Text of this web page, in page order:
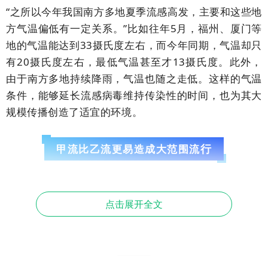
“之所以今年我国南方多地夏季流感高发，主要和这些地
方气温偏低有一定关系。”比如往年5月，福州、厦门等
地的气温能达到33摄氏度左右，而今年同期，气温却只
有20摄氏度左右，最低气温甚至才13摄氏度。此外，
由于南方多地持续降雨，气温也随之走低。这样的气温
条件，能够延长流感病毒维持传染性的时间，也为其大
规模传播创造了适宜的环境。
甲流比乙流更易造成大范围流行
于甲型流感（以下简称甲流）病毒，具有传染力强、传播
速度快的特点，郭伟说。
点击展开全文